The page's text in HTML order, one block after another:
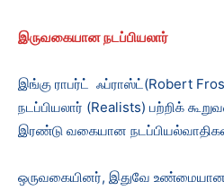
இருவகையான நடப்பியலார்
இங்கு ராபர்ட் ஃப்ராஸ்ட்(Robert
நடப்பியலார் (Realists) பற்றிக்
இரண்டு வகையான
ஒருவகையினர், இதுவே